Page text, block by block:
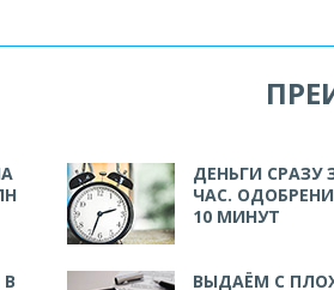
ДЕНЬГИ СРАЗУ
ЧАС.
10 МИНУТ
ВЫДАЁМ С